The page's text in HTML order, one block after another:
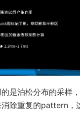
是泊松分布的采样
除重复的pattern，